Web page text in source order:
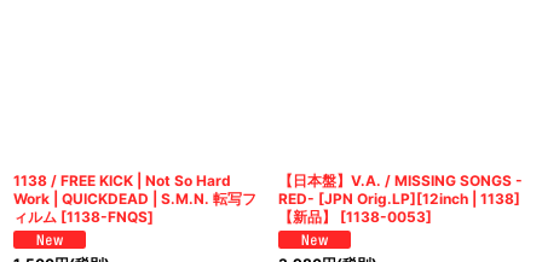
1138 / FREE KICK | Not So Hard
Work | QUICKDEAD | S.M.N. 転写フ
ィルム [1138-FNQS]
【日本盤】V.A. / MISSING SONGS -
RED- [JPN Orig.LP][12inch | 1138]
【新品】
[1138-0053]